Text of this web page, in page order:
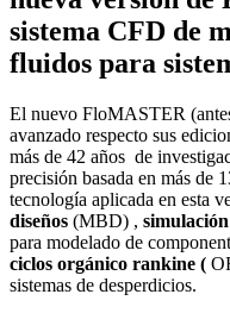
sistema CFD de
fluidos para
El nuevo FloMASTER
avanzado respecto sus
más de 42 años de
precisión basada en más de
tecnología aplicada en esta
diseños (MBD) ,
para modelado de
ciclos orgánico rankine (
sistemas de desperdicios.